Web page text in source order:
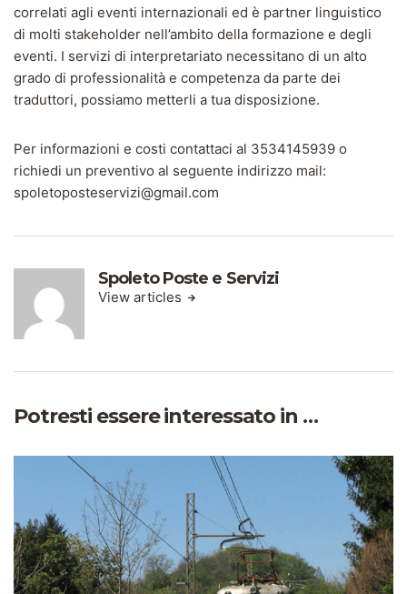
correlati agli eventi internazionali ed è partner linguistico
di molti stakeholder nell’ambito della formazione e degli
eventi. I servizi di interpretariato necessitano di un alto
grado di professionalità e competenza da parte dei
traduttori, possiamo metterli a tua disposizione.
Per informazioni e costi contattaci al 3534145939 o
richiedi un preventivo al seguente indirizzo mail:
spoletoposteservizi@gmail.com
Spoleto Poste e Servizi
View articles
Potresti essere interessato in …